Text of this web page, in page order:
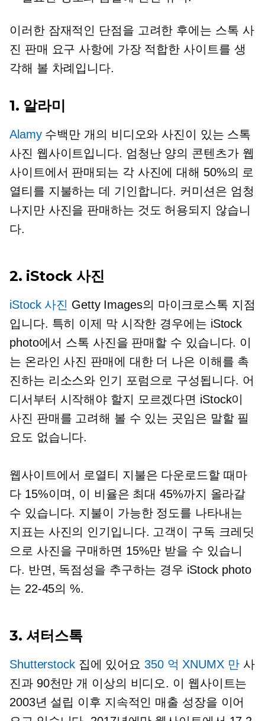
이러한 잠재적인 단점을 고려한 후에는 스톡 사
진 판매 요구 사항에 가장 적합한 사이트를 생
각해 볼 차례입니다.
1. 알라미
Alamy수백만 개의 비디오와 사진이 있는 스톡
사진 웹사이트입니다. 엄청난 양의 콘텐츠가 웹
사이트에서 판매되는 각 사진에 대해 50%의 로
열티를 지불하는 데 기인합니다. 커미션은 엄청
나지만 사진을 판매하는 것도 허용되지 않습니
다.
2. iStock 사진
iStock 사진 Getty Images의 마이크로스톡 지점
입니다. 특히 이제 막 시작한 경우에는 iStock
photo에서 스톡 사진을 판매할 수 있습니다. 이
는 온라인 사진 판매에 대한 더 나은 이해를 촉
진하는 리소스와 인기 포럼으로 구성됩니다. 어
디서부터 시작해야 할지 모르겠다면 iStock이
사진 판매를 고려해 볼 수 있는 곳임은 말할 필
요도 없습니다.
웹사이트에서 로열티 지불은 다운로드할 때마
다 15%이며, 이 비율은 최대 45%까지 올라갈
수 있습니다. 지불이 가능한 정도를 나타내는
지표는 사진의 인기입니다. 고객이 구독 크레딧
으로 사진을 구매하면 15%만 받을 수 있습니
다. 반면, 독점성을 추구하는 경우 iStock photo
는 22-45의 %.
3. 셔터스톡
Shutterstock집에 있어요350 억 XNUMX 만사
진과 90천만 개 이상의 비디오. 이 웹사이트는
2003년 설립 이후 지속적인 매출 성장을 이어